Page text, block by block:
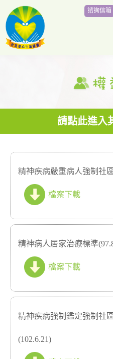
諮詢信箱
精神疾病嚴重病人強制社
檔案下載
精神病人居家治療標準
檔案下載
精神疾病強制鑑定強制社
(102.6.21)